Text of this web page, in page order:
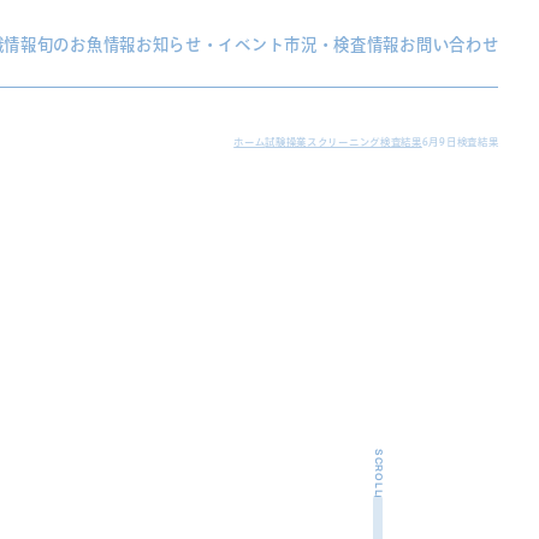
情報旬のお魚情報お知らせ・イベント市況・検査情報お問い合わせ
ホーム試験操業スクリーニング検査結果6月9日検査結果
SCROLL